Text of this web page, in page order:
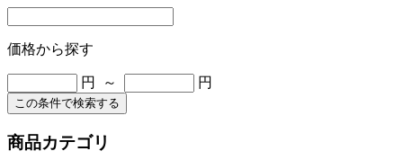
価格から探す
円 ～ 円
この条件で検索する
商品カテゴリ